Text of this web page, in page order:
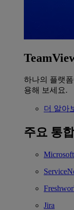
하나의 플랫
용해 보세요.
더 알아
주요 통합
Jira